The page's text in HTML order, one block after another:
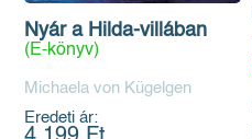
Nyár a Hilda-villában
(E-könyv)
Michaela von Kügelgen
Eredeti ár: